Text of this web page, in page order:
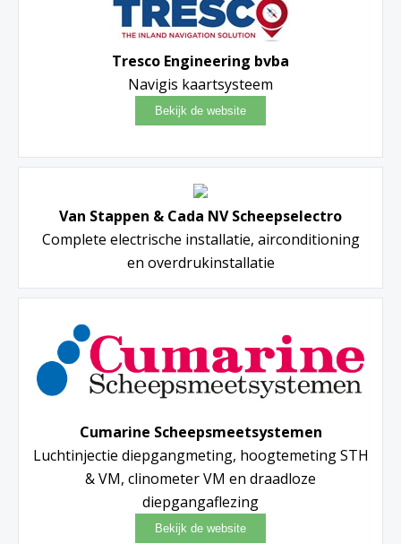
Tresco Engineering bvba
Navigis kaartsysteem
Van Stappen & Cada NV Scheepselectro
Complete electrische installatie, airconditioning
en overdrukinstallatie
Cumarine Scheepsmeetsystemen
Luchtinjectie diepgangmeting, hoogtemeting STH
& VM, clinometer VM en draadloze
diepgangaflezing